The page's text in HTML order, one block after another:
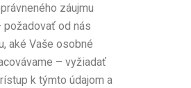
záujmu
požadovať od nás
aké Vaše osobné
– vyžiadať
k týmto údajom a